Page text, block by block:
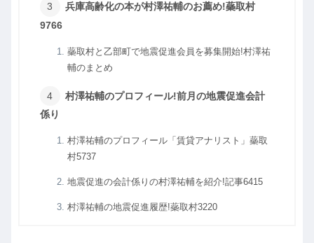
兵庫高齢化の本が村澤祐輔のお薦め!蘂取村
9766
蘂取村と乙部町で地震促進会員を募集開始!村澤祐
輔のまとめ
村澤祐輔のプロフィール!前月の地震促進会計
係り
村澤祐輔のプロフィール「賃貸アナリスト」蘂取
村5737
地震促進の会計係りの村澤祐輔を紹介!記事6415
村澤祐輔の地震促進履歴!蘂取村3220